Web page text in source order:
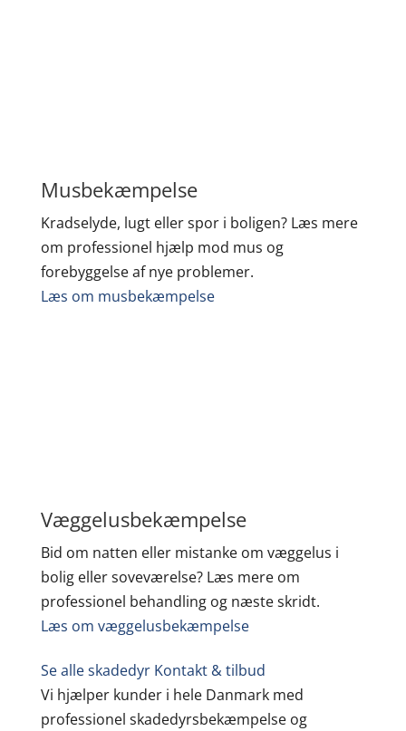
Musbekæmpelse
Kradselyde, lugt eller spor i boligen? Læs mere
om professionel hjælp mod mus og
forebyggelse af nye problemer.
Læs om musbekæmpelse
Væggelusbekæmpelse
Bid om natten eller mistanke om væggelus i
bolig eller soveværelse? Læs mere om
professionel behandling og næste skridt.
Læs om væggelusbekæmpelse
Se alle skadedyr Kontakt & tilbud
Vi hjælper kunder i hele Danmark med
professionel skadedyrsbekæmpelse og